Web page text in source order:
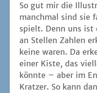
So gut mir die
manch­mal sind sie
spielt. Denn uns ist
an Stel­len Zah­len
kei­ne waren. Da
einer Kis­te, das
könn­te – aber im
Krat­zer. So kann